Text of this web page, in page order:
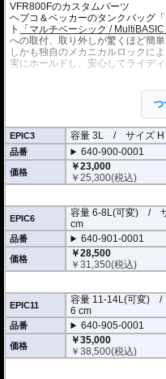
VFR800Fのカスタムパーツ
ヘプコ＆ベッカーのタンクバッグ
ト
「マルチベーシック / MultiBASIC
への取付、取り外しが驚くほど簡単
しかも独自のメカニカルロックに
実にホールドし、安心してライデ
・ソフトバッグでありながら型く
を誇り、高速走行でも安心してご
0km/h)。
・防水仕様 : 高い防水性を誇るイ
るものではありません)
・リッド裏にはメッシュポケットを
・天面にはグローブなどを収める
・バッグの手前、両サイドにはフ
・サイドに施されたデザインは安
・バッグの開閉ロックやバッグの
ションの使用が可能。
・オプションにスマホバッグを用
スマホをナビとして利用する際に
※搭載には別途「マルチベーシッ
つ
EPIC3 容量 3L / サイズ H
品番 640-900-0001
価格
￥23,000
￥25,300(税込)
EPIC6
容量 6-8L(可変) / サ
cm
品番 640-901-0001
価格
￥28,500
￥31,350(税込)
EPIC11
容量 11-14L(可変) /
6 cm
品番 640-905-0001
価格
￥35,000
￥38,500(税込)